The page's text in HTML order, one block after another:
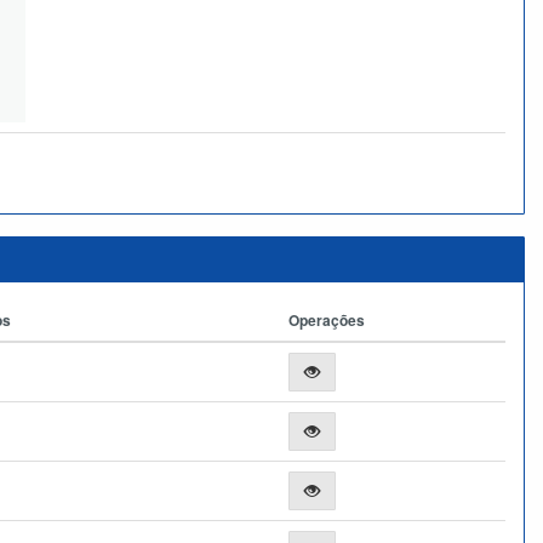
Operações